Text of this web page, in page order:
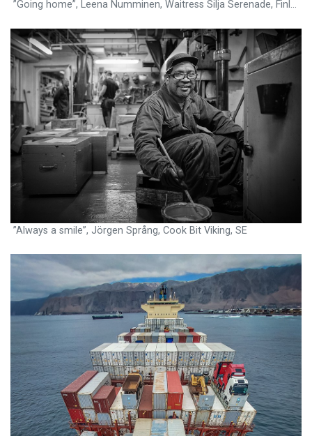
”Going home”, Leena Numminen, Waitress Silja Serenade, Finland
”Always a smile”, Jörgen Språng, Cook Bit Viking, SE